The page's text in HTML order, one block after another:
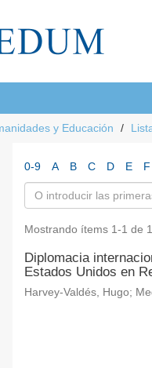
y Educación
0-9 A B C D E F
Mostrando ítems 1-1 de 1
Diplomacia
Estados Unidos en
Harvey-Valdés, Hugo;